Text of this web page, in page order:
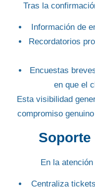
Tras la
Información de
Recordatorios
Encuestas
en que el
Esta visibilidad
compromiso genuino
En la
Centraliza tickets